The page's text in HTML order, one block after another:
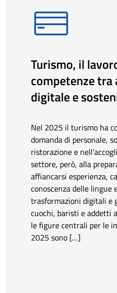
Turismo, il
competenze tra
digitale e
Nel 2025 il turismo ha
domanda di personale,
ristorazione e
settore, però, alla
affiancarsi esperienza,
conoscenza delle lingue
trasformazioni digitali e
cuochi, baristi e addetti
le figure centrali per le
2025 sono […]